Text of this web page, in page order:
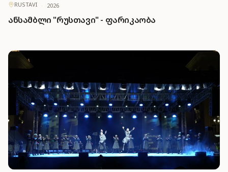
RUSTAVI · 2026
ანსამბლი "რუსთავი" - ფარიკაობა